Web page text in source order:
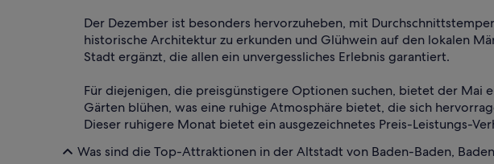
Der Dezember ist besonders hervorzuheben, mit
historische Architektur zu erkunden und Glühwein auf den lokalen
Stadt ergänzt, die allen ein unvergessliches Erlebnis garantiert.
Für diejenigen, die preisgünstigere Optionen suchen, bietet der
Gärten blühen, was eine ruhige Atmosphäre bietet, die sich
Dieser ruhigere Monat bietet ein ausgezeichnetes Preis-Leistungs-
Was sind die Top-Attraktionen in der Altstadt von Baden-Baden,